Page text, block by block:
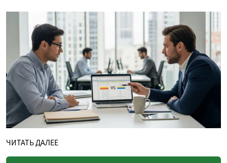
ЧИТАТЬ ДАЛЕЕ